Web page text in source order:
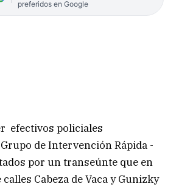
preferidos en Google
efectivos policiales
de Intervención Rápida -
por un transeúnte que en
Cabeza de Vaca y Gunizky